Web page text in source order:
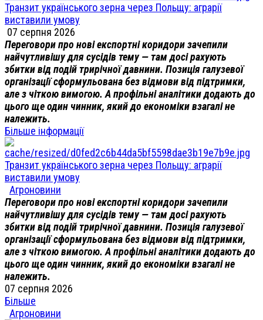
Транзит українського зерна через Польщу: аграрії
виставили умову
07 серпня 2026
Переговори про нові експортні коридори зачепили
найчутливішу для сусідів тему — там досі рахують
збитки від подій трирічної давнини. Позиція галузевої
організації сформульована без відмови від підтримки,
але з чіткою вимогою. А профільні аналітики додають до
цього ще один чинник, який до економіки взагалі не
належить.
Більше інформації
Транзит українського зерна через Польщу: аграрії
виставили умову
Агроновини
Переговори про нові експортні коридори зачепили
найчутливішу для сусідів тему — там досі рахують
збитки від подій трирічної давнини. Позиція галузевої
організації сформульована без відмови від підтримки,
але з чіткою вимогою. А профільні аналітики додають до
цього ще один чинник, який до економіки взагалі не
належить.
07 серпня 2026
Більше
Агроновини